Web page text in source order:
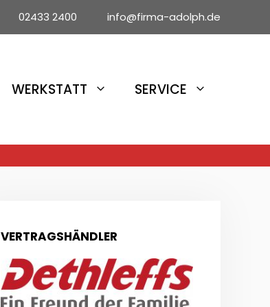
02433 2400 info@firma-adolph.de
WERKSTATT SERVICE
VERTRAGSHÄNDLER